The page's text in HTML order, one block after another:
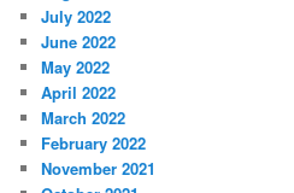
July 2022
June 2022
May 2022
April 2022
March 2022
February 2022
November 2021